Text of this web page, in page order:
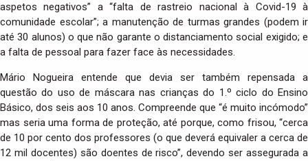
aspetos negativos” a “falta de rastreio nacional à Covid-19 à
comunidade escolar”; a manutenção de turmas grandes (podem ir
até 30 alunos) o que não garante o distanciamento social exigido; e
a falta de pessoal para fazer face às necessidades.
Mário Nogueira entende que devia ser também repensada a
questão do uso de máscara nas crianças do 1.º ciclo do Ensino
Básico, dos seis aos 10 anos. Compreende que “é muito incómodo”
mas seria uma forma de proteção, até porque, como frisou, “cerca
de 10 por cento dos professores (o que deverá equivaler a cerca de
12 mil docentes) são doentes de risco”, devendo ser assegurada a